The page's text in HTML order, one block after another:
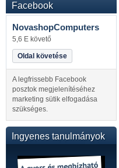
Facebook
NovashopComputers
5,6 E követő
Oldal követése
A legfrissebb Facebook
posztok megjelenítéséhez
marketing sütik elfogadása
szükséges.
Ingyenes tanulmányok